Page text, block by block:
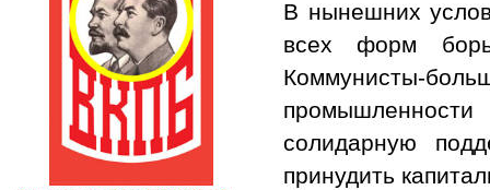
В нынешних
всех форм
Коммунисты-
солидарную
принудить